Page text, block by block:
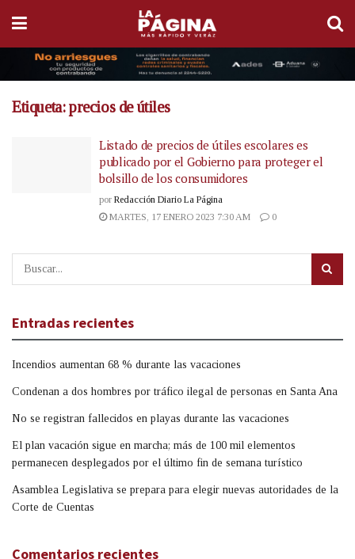
Etiqueta:precios de útiles
Listado de precios de útiles escolares es
publicado por el Gobierno para proteger el
bolsillo de los consumidores
por Redacción Diario La Página
MARTES, 17 ENERO 2023 7:30 AM
0
Entradas recientes
Incendios aumentan 68 % durante las vacaciones
Condenan a dos hombres por tráfico ilegal de personas en Santa Ana
No se registran fallecidos en playas durante las vacaciones
El plan vacación sigue en marcha; más de 100 mil elementos
permanecen desplegados por el último fin de semana turístico
Asamblea Legislativa se prepara para elegir nuevas autoridades de la
Corte de Cuentas
Comentarios recientes